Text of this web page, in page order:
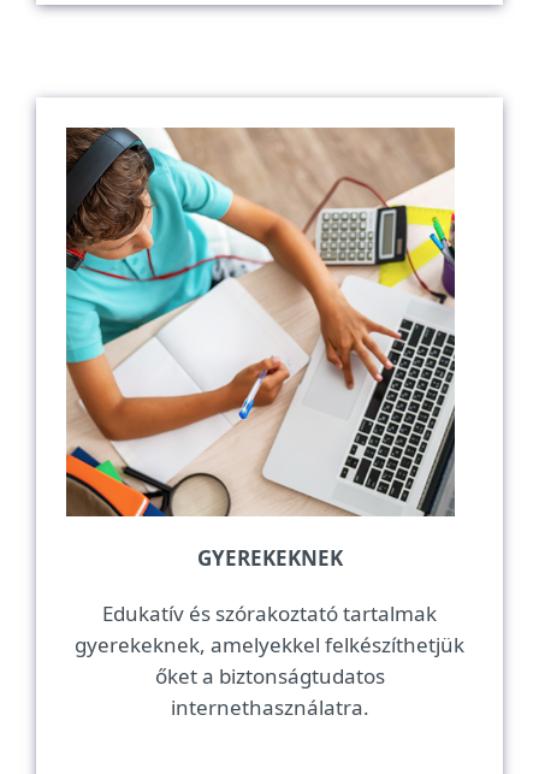
GYEREKEKNEK
Edukatív és szórakoztató tartalmak
gyerekeknek, amelyekkel felkészíthetjük
őket a biztonságtudatos
internethasználatra.